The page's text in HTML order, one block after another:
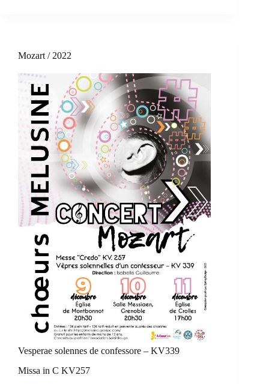
Mozart / 2022
Vesperae solennes de confessore – KV339
Missa in C KV257